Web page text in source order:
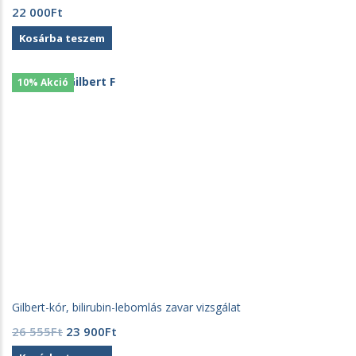
22 000Ft
Kosárba teszem
10% Akció
Gilbert-kór, bilirubin-lebomlás zavar vizsgálat
26 555Ft Original
price
23 900Ft